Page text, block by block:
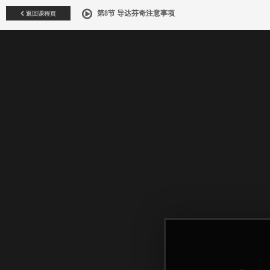
返回课程页 第8节 导达芬奇注意事项